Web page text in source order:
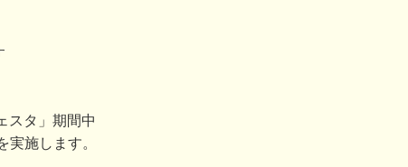
スタ」期間中
施します。